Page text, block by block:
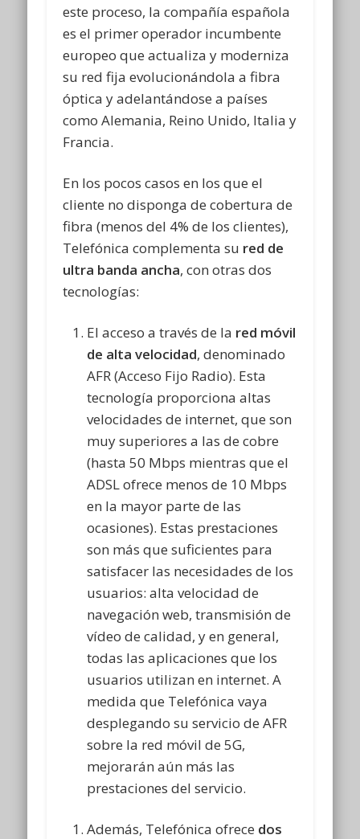
este proceso, la compañía española
es el primer operador incumbente
europeo que actualiza y moderniza
su red fija evolucionándola a fibra
óptica y adelantándose a países
como Alemania, Reino Unido, Italia y
Francia.
En los pocos casos en los que el
cliente no disponga de cobertura de
fibra (menos del 4% de los clientes),
Telefónica complementa su red de
ultra banda ancha, con otras dos
tecnologías:
El acceso a través de la red móvil
de alta velocidad, denominado
AFR (Acceso Fijo Radio). Esta
tecnología proporciona altas
velocidades de internet, que son
muy superiores a las de cobre
(hasta 50 Mbps mientras que el
ADSL ofrece menos de 10 Mbps
en la mayor parte de las
ocasiones). Estas prestaciones
son más que suficientes para
satisfacer las necesidades de los
usuarios: alta velocidad de
navegación web, transmisión de
vídeo de calidad, y en general,
todas las aplicaciones que los
usuarios utilizan en internet. A
medida que Telefónica vaya
desplegando su servicio de AFR
sobre la red móvil de 5G,
mejorarán aún más las
prestaciones del servicio.
Además, Telefónica ofrece dos